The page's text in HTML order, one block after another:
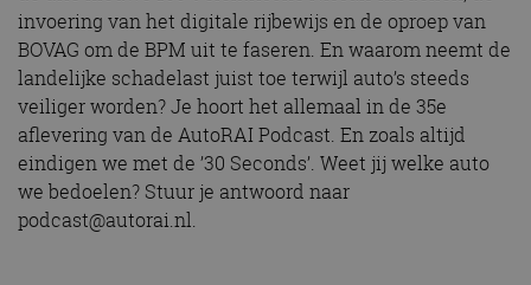
invoering van het digitale rijbewijs en de oproep van
BOVAG om de BPM uit te faseren. En waarom neemt de
landelijke schadelast juist toe terwijl auto’s steeds
veiliger worden? Je hoort het allemaal in de 35e
aflevering van de AutoRAI Podcast. En zoals altijd
eindigen we met de ’30 Seconds’. Weet jij welke auto
we bedoelen? Stuur je antwoord naar
podcast@autorai.nl.